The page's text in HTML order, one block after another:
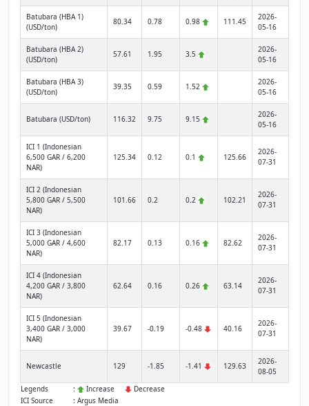
Batubara (HBA 1)
(USD/ton)
80.34 0.78 0.98 111.45
2026-
05-16
Batubara (HBA 2)
(USD/ton)
57.61 1.95 3.5
2026-
05-16
Batubara (HBA 3)
(USD/ton)
39.35 0.59 1.52
2026-
05-16
Batubara (USD/ton) 116.32 9.75 9.15
2026-
05-16
ICI 1 (Indonesian
6,500 GAR / 6,200
NAR)
125.34 0.12 0.1 125.66
2026-
07-31
ICI 2 (Indonesian
5,800 GAR / 5,500
NAR)
101.66 0.2 0.2 102.21
2026-
07-31
ICI 3 (Indonesian
5,000 GAR / 4,600
NAR)
82.17 0.13 0.16 82.62
2026-
07-31
ICI 4 (Indonesian
4,200 GAR / 3,800
NAR)
62.64 0.16 0.26 63.14
2026-
07-31
ICI 5 (Indonesian
3,400 GAR / 3,000
NAR)
39.67 -0.19 -0.48 40.16
2026-
07-31
Newcastle 129 -1.85 -1.41 129.63
2026-
08-05
Legends
: Increase
Decrease
ICI Source
: Argus Media